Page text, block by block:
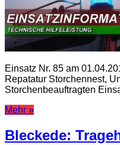
Einsatz Nr. 85 am
Repatatur Storchennest,
Storchenbeauftragten
Mehr »
Bleckede: